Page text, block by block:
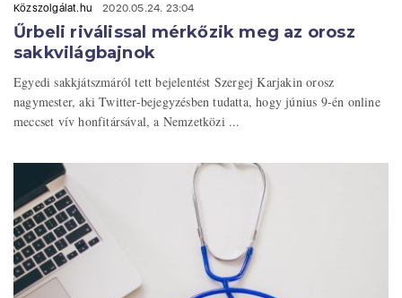
Közszolgálat.hu 2020.05.24. 23:04
Űrbeli riválissal mérkőzik meg az orosz
sakkvilágbajnok
Egyedi sakkjátszmáról tett bejelentést Szergej Karjakin orosz
nagymester, aki Twitter-bejegyzésben tudatta, hogy június 9-én online
meccset vív honfitársával, a Nemzetközi ...